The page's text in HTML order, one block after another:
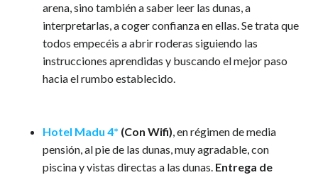
arena, sino también a saber leer las dunas, a
interpretarlas, a coger confianza en ellas. Se trata que
todos empecéis a abrir roderas siguiendo las
instrucciones aprendidas y buscando el mejor paso
hacia el rumbo establecido.
Hotel Madu 4* (Con Wifi), en régimen de media
pensión, al pie de las dunas, muy agradable, con
piscina y vistas directas a las dunas. Entrega de